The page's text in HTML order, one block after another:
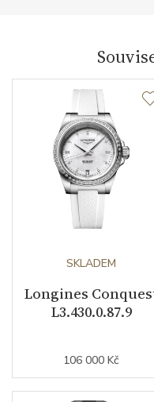
Typ strojku
Kalibr strojku
Kameny strojku
Datumovka
Sekundová ručka
Barva číselníku
SKLADEM
Longines
L3.430.0.87.9
106 000 Kč